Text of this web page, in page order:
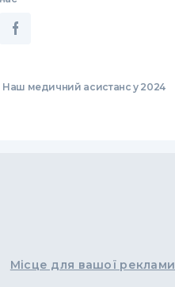
Наш медичний асистанс у 2024
Місце для вашої реклами